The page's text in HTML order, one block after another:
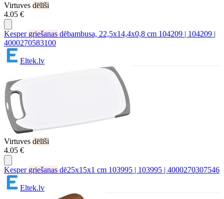
Virtuves dēlīši
4.05 €
Kesper griešanas dēbambusa, 22,5x14,4x0,8 cm 104209 | 104209 |
4000270583100
Eltek.lv
Virtuves dēlīši
4.05 €
Kesper griešanas dē25x15x1 cm 103995 | 103995 | 4000270307546
Eltek.lv